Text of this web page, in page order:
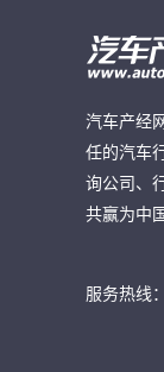
汽车产经
任的汽车
询公司、
共赢为中
服务热线